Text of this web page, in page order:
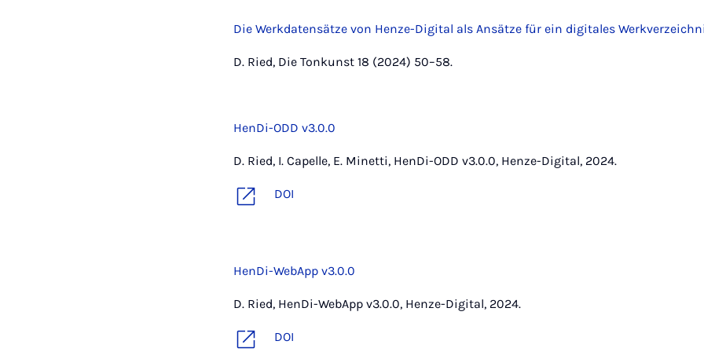
Die Werkdatensätze von Henze-Digital als Ansätze für ein digitales
D. Ried, Die Tonkunst 18 (2024) 50–58.
HenDi-ODD v3.0.0
D. Ried, I. Capelle, E. Minetti, HenDi-ODD v3.0.0, Henze-Digital, 2024.
DOI
HenDi-WebApp v3.0.0
D. Ried, HenDi-WebApp v3.0.0, Henze-Digital, 2024.
DOI